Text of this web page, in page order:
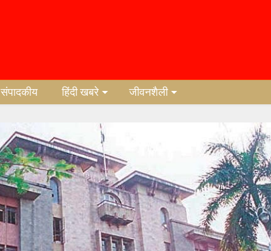
संपादकीय हिंदी खबरे जीवनशैली